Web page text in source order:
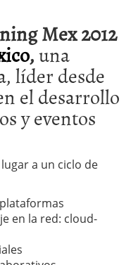
Mex 2012
,una
líder desde
el desarrollo
y eventos
a un ciclo de
en la red: cloud-